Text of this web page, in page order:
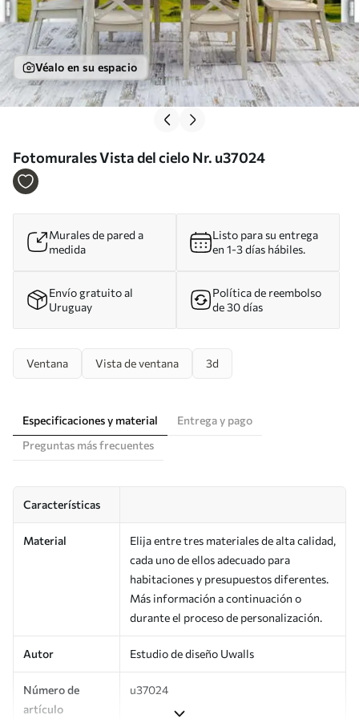
Véalo en su espacio
Fotomurales Vista del cielo Nr. u37024
Murales de pared a
medida
Listo para su entrega
en 1-3 días hábiles.
Envío gratuito al
Uruguay
Política de reembolso
de 30 días
Ventana Vista de ventana 3d
Especificaciones y material
Entrega y pago
Preguntas más frecuentes
Características
Material
Elija entre tres materiales de alta calidad,
cada uno de ellos adecuado para
habitaciones y presupuestos diferentes.
Más información a continuación o
durante el proceso de personalización.
Autor Estudio de diseño Uwalls
Número de
artículo
u37024